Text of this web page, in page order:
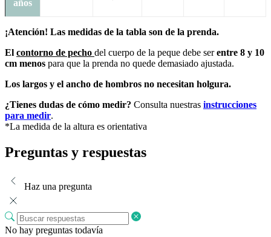
años
¡Atención! Las medidas de la tabla son de la prenda.
El contorno de pecho del cuerpo de la peque debe serentre 8 y 10
cm menos para que la prenda no quede demasiado ajustada.
Los largos y el ancho de hombros no necesitan holgura.
¿Tienes dudas de cómo medir? Consulta nuestras instrucciones
para medir.
*La medida de la altura es orientativa
Preguntas y respuestas
Haz una pregunta
No hay preguntas todavía